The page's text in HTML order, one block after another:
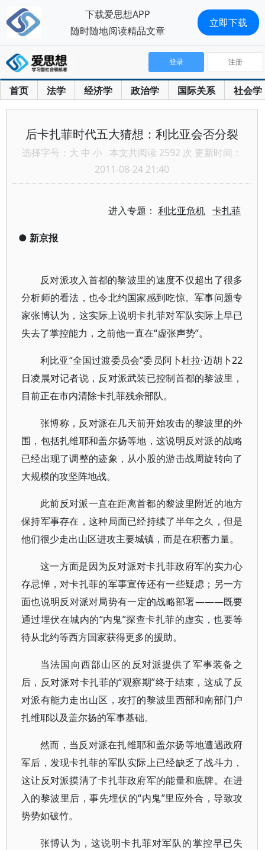
首页 法学 经济学 政治学 国际关系 社会学
登录 注册
后卡扎菲时代五大猜想：利比亚会否分裂
选择字号： 大 中 小 本文共阅读 2592 次 更新时间：
2011-08-24 21:40
进入专题：利比亚危机 卡扎菲
● 新京报
反对派攻入首都的黎波里的速度不仅超出了很多
分析师的看法，也令北约国家感到吃惊。军事问题专
家张博认为，这实际上说明卡扎菲对军队实际上早已
失去了掌控能力，之前他一直在“虚张声势”。
利比亚“全国过渡委员会”委员阿卜杜拉·迈胡卜22
日凌晨对记者说，反对派武装已控制首都的黎波里，
目前正在市内清除卡扎菲残余部队。
张博称，反对派在几天前开始攻击的黎波里的外
围，包括扎维耶和盖尔扬等地，这说明反对派的战略
已经出现了调整的迹象，从小股的游击战周旋转向了
大规模的攻坚阵地战。
此前反对派一直在距离首都的黎波里附近的地方
保持军事存在，这种局面已经持续了半年之久，但是
他们很少走出山区进攻主要城镇，而是在积蓄力量。
这一方面是因为反对派对卡扎菲政府军的实力心
存忌惮，对卡扎菲的军事宣传还有一些疑虑；另一方
面也说明反对派对局势有一定的战略部署———既要
通过埋伏在城内的“内鬼”探查卡扎菲的虚实，也要等
待从北约等西方国家获得更多的援助。
当法国向西部山区的反对派提供了军事装备之
后，反对派对卡扎菲的“观察期”终于结束，这成了反
对派有能力走出山区，攻打的黎波里西部和南部门户
扎维耶以及盖尔扬的军事基础。
然而，当反对派在扎维耶和盖尔扬等地遭遇政府
军后，发现卡扎菲的军队实际上已经缺乏了战斗力，
这让反对派摸清了卡扎菲政府军的能量和底牌。在进
入的黎波里后，事先埋伏的“内鬼”里应外合，导致攻
势势如破竹。
张博认为，这说明卡扎菲对军队的掌控早已失
下载爱思想APP
随时随地阅读精品文章
立即下载